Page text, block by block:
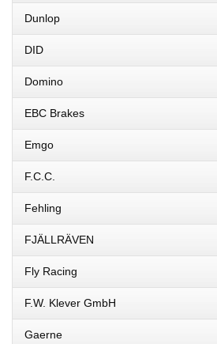
Dunlop
DID
Domino
EBC Brakes
Emgo
F.C.C.
Fehling
FJÄLLRÄVEN
Fly Racing
F.W. Klever GmbH
Gaerne